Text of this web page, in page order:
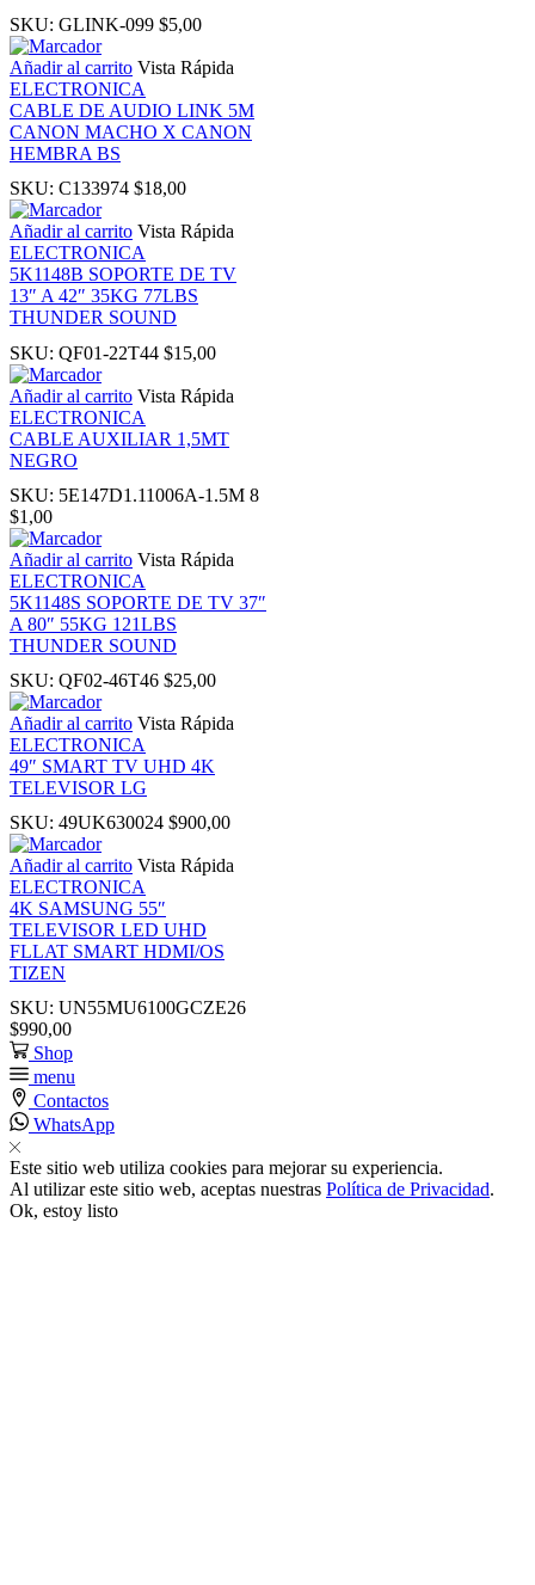
Panel
Panel
panel
panel
panel
panel
Panel
panel
panel
SKU: GLINK-099 $5,00
Añadir al carrito Vista Rápida
ELECTRONICA
CABLE DE AUDIO LINK 5M
CANON MACHO X CANON
HEMBRA BS
SKU: C133974 $18,00
Añadir al carrito Vista Rápida
ELECTRONICA
5K1148B SOPORTE DE TV
13″ A 42″ 35KG 77LBS
THUNDER SOUND
SKU: QF01-22T44 $15,00
Añadir al carrito Vista Rápida
ELECTRONICA
CABLE AUXILIAR 1,5MT
NEGRO
SKU: 5E147D1.11006A-1.5M 8
$1,00
Añadir al carrito Vista Rápida
ELECTRONICA
5K1148S SOPORTE DE TV 37″
A 80″ 55KG 121LBS
THUNDER SOUND
SKU: QF02-46T46 $25,00
Añadir al carrito Vista Rápida
ELECTRONICA
49″ SMART TV UHD 4K
TELEVISOR LG
SKU: 49UK630024 $900,00
Añadir al carrito Vista Rápida
ELECTRONICA
4K SAMSUNG 55″
TELEVISOR LED UHD
FLLAT SMART HDMI/OS
TIZEN
SKU: UN55MU6100GCZE26
$990,00
Shop
menu
Contactos
WhatsApp
Este sitio web utiliza cookies para mejorar su experiencia.
Al utilizar este sitio web, aceptas nuestras Política de Privacidad.
Ok, estoy listo